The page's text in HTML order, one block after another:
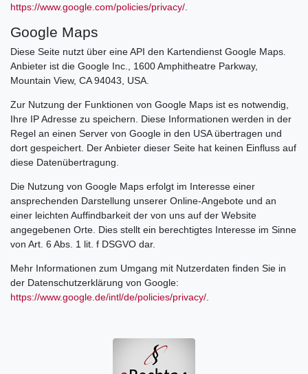
https://www.google.com/policies/privacy/
Google Maps
Diese Seite nutzt über eine API den Kartendienst Google Maps.
Anbieter ist die Google Inc., 1600 Amphitheatre Parkway,
Mountain View, CA 94043, USA.
Zur Nutzung der Funktionen von Google Maps ist es notwendig,
Ihre IP Adresse zu speichern. Diese Informationen werden in der
Regel an einen Server von Google in den USA übertragen und
dort gespeichert. Der Anbieter dieser Seite hat keinen Einfluss auf
diese Datenübertragung.
Die Nutzung von Google Maps erfolgt im Interesse einer
ansprechenden Darstellung unserer Online-Angebote und an
einer leichten Auffindbarkeit der von uns auf der Website
angegebenen Orte. Dies stellt ein berechtigtes Interesse im Sinne
von Art. 6 Abs. 1 lit. f DSGVO dar.
Mehr Informationen zum Umgang mit Nutzerdaten finden Sie in
der Datenschutzerklärung von Google:
https://www.google.de/intl/de/policies/privacy/